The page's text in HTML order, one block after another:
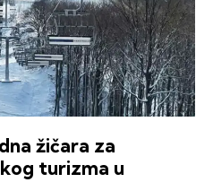
žičara za
turizma u